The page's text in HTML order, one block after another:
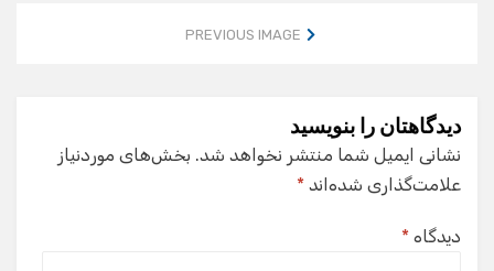
PREVIOUS IMAGE
دیدگاهتان را بنویسید
نشانی ایمیل شما منتشر نخواهد شد. بخش‌های موردنیاز
علامت‌گذاری شده‌اند *
دیدگاه *